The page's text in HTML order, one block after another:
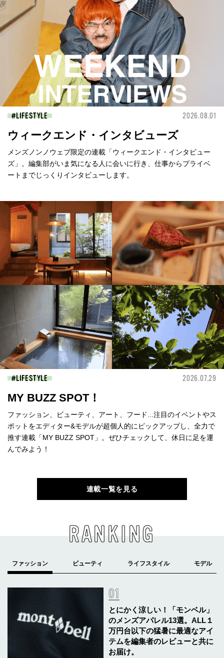
LIFESTYLE 2026.08.01
ウィークエンド・インタビューズ
メンズノンノウェブ限定の連載「ウィークエンド・インタビュー
ズ」。編集部がいま気になる人に会いに行き、仕事からプライベ
ートまでじっくりインタビューします。
LIFESTYLE 2026.07.29
MY BUZZ SPOT！
ファッション、ビューティ、アート、フード...注目のイベントやス
ポットをエディター&モデルが超個人的にピックアップし、全力で
推す連載「MY BUZZ SPOT」。ぜひチェックして、休日に足を運
んでみよう！
連載一覧を見る
RANKING
とにかく涼しい！「モンベル」
のメンズアパレル13選。ALL１
万円台以下の猛暑に最適なアイ
テムを編集者のレビューと共に
お届け。